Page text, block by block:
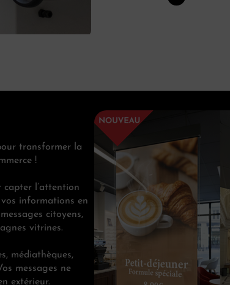
transformer la
!
capter l’attention
informations en
citoyens,
vitrines.
médiathèques,
messages ne
extérieur.